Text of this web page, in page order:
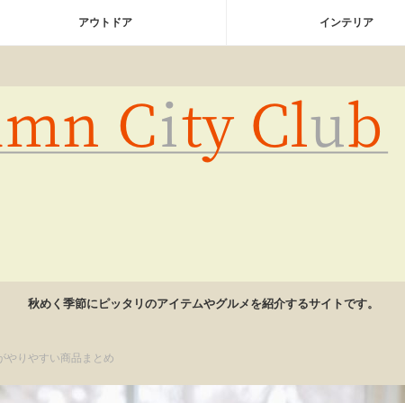
アウトドア インテリア
秋めく季節にピッタリのアイテムやグルメを紹介するサイトです。
やりやすい商品まとめ